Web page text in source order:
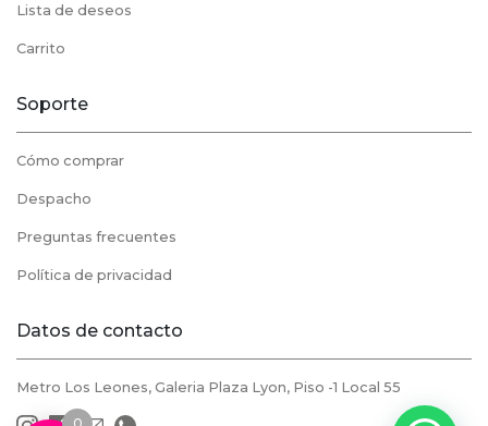
Lista de deseos
Carrito
Soporte
Cómo comprar
Despacho
Preguntas frecuentes
Política de privacidad
Datos de contacto
Metro Los Leones, Galeria Plaza Lyon, Piso -1 Local 55